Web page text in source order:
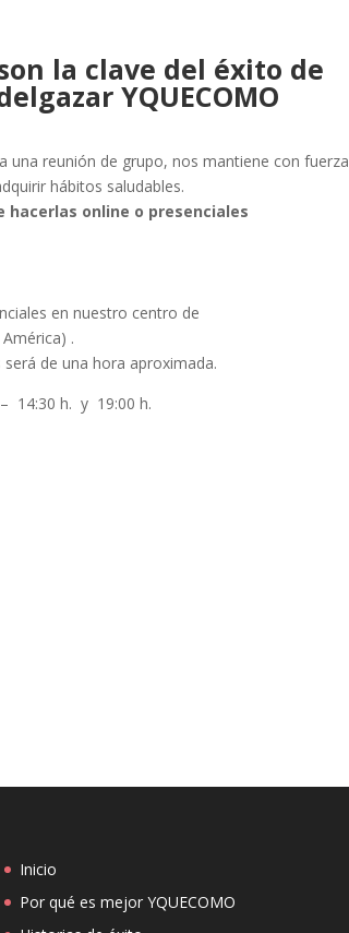
la clave del éxito de
YQUECOMO
una reunión de grupo, nos mantiene con fuerza
hábitos saludables.
online o presenciales
en nuestro centro de
.
de una hora aproximada.
h. y 19:00 h.
Inicio
Por qué es mejor YQUECOMO